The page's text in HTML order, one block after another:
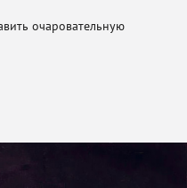
очаровательную